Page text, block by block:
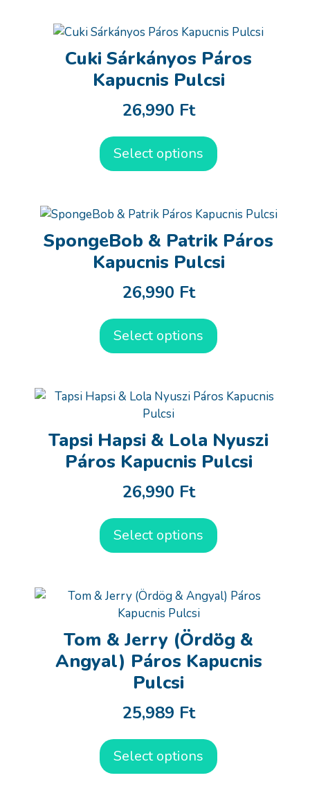
Cuki Sárkányos Páros
Kapucnis Pulcsi
26,990 Ft
Select options
SpongeBob & Patrik Páros
Kapucnis Pulcsi
26,990 Ft
Select options
Tapsi Hapsi & Lola Nyuszi
Páros Kapucnis Pulcsi
26,990 Ft
Select options
Tom & Jerry (Ördög &
Angyal) Páros Kapucnis
Pulcsi
25,989 Ft
Select options